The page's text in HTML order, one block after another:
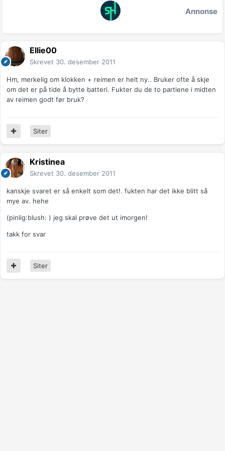
Annonse
Ellie00
Skrevet 30. desember 2011
Hm, merkelig om klokken + reimen er helt ny.. Bruker ofte å skje
om det er på tide å bytte batteri. Fukter du de to partiene i midten
av reimen godt før bruk?
Siter
Kristinea
Skrevet 30. desember 2011
kanskje svaret er så enkelt som det!. fukten har det ikke blitt så
mye av. hehe
(pinlig:blush: ) jeg skal prøve det ut imorgen!
takk for svar
Siter